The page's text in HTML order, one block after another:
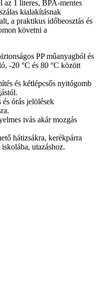
az 1 literes, BPA-mentes
kialakításnak
a praktikus időbeosztás és
követni a
PP műanyagból és
-20 °C és 80 °C között
és kétlépcsős nyitógomb
és órás jelölések
ivás akár mozgás
hátizsákra, kerékpárra
utazáshoz.
nem használható.